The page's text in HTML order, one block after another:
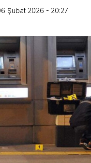
Şubat 2026 - 20:27